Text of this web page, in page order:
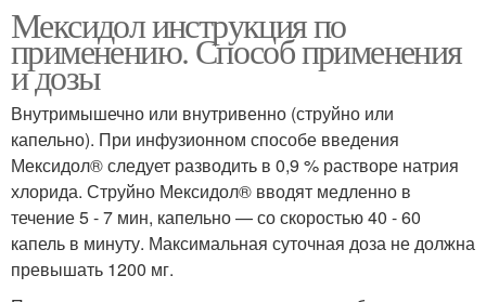
Мексидол инструкция по
применению. Способ применения
и дозы
Внутримышечно или внутривенно (струйно или
капельно). При инфузионном способе введения
Мексидол® следует разводить в 0,9 % растворе натрия
хлорида. Струйно Мексидол® вводят медленно в
течение 5 - 7 мин, капельно — со скоростью 40 - 60
капель в минуту. Максимальная суточная доза не должна
превышать 1200 мг.